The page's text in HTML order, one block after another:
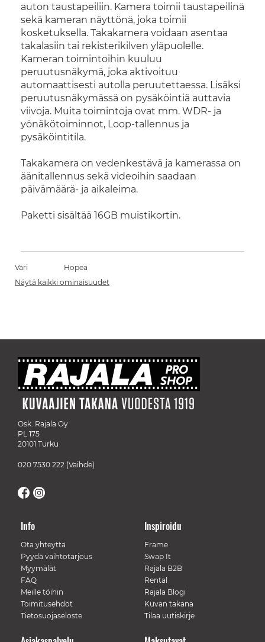
auton taustapeiliin. Kamera toimii taustapeilinä
sekä kameran näyttönä, joka toimii
kosketuksella. Takakamera voidaan asentaa
takalasiin tai rekisterikilven yläpuolelle.
Kameran toimintoihin kuuluu
peruutusnäkymä, joka aktivoituu
automaattisesti autolla peruutettaessa. Lisäksi
peruutusnäkymässä on pysäköintiä auttavia
viivoja. Muita toimintoja ovat mm. WDR- ja
yönäkötoiminnot, Loop-tallennus ja
pysäköintitila.
Takakamera on vedenkestävä ja kamerassa on
äänitallennus sekä videoihin saadaan
päivämäärä- ja aikaleima.
Paketti sisältää 16GB muistikortin.
Väri
Hopea
Näytä kaikki ominaisuudet
Osk. Rajala Oy
PL 175
20101 Turku
020 7530 222 (Vaihde)
Info
Ota yhteyttä
Pyydä vaihtotarjous
Myymälät
FAQ
Meille töihin
Toimitusehdot
Tietosuojaseloste
Inspiroidu
Frame
Swap It
Rajala B2B
Rental
Rajala Blogi
Kuvan takana
Tilaa uutiskirje